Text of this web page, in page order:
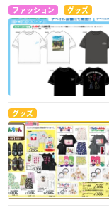
ファッション グッズ
グッズ